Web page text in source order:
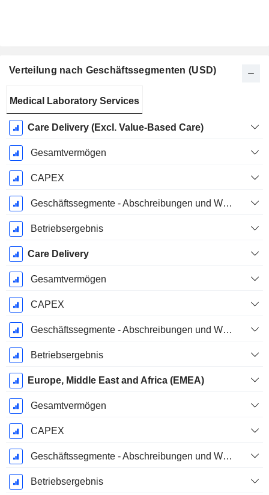
Verteilung nach Geschäftssegmenten (USD)
Geschäftsjahres:
Dezember
Medical Laboratory Services
Care Delivery (Excl. Value-Based Care)
Gesamtvermögen
CAPEX
Geschäftssegmente - Abschreibungen und Wertminderungen
Betriebsergebnis
Care Delivery
Gesamtvermögen
CAPEX
Geschäftssegmente - Abschreibungen und Wertminderungen
Betriebsergebnis
Europe, Middle East and Africa (EMEA)
Gesamtvermögen
CAPEX
Geschäftssegmente - Abschreibungen und Wertminderungen
Betriebsergebnis